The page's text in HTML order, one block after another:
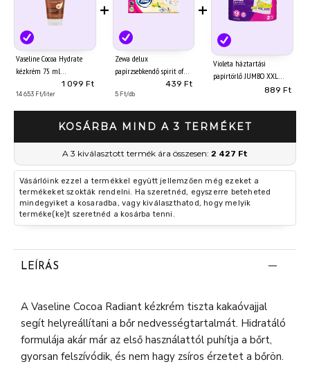
Vaseline Cocoa Hydrate
kézkrém 75 ml
1 099 Ft
14 653 Ft/liter
+
Zewa delux
papírzsebkendő spirit of
tea 3 rétegű 90 db439 Ft
5 Ft/db
+
Violeta háztartási
papírtörlő JUMBO XXL
prémium 3 réteg/2889 Ft
KOSÁRBA MIND A 3 TERMÉKET
A 3 kiválasztott termék ára összesen: 2 427 Ft
Vásárlóink ezzel a termékkel együtt jellemzően még ezeket a
termékeket szokták rendelni. Ha szeretnéd, egyszerre beteheted
mindegyiket a kosaradba, vagy kiválaszthatod, hogy melyik
terméke(ke)t szeretnéd a kosárba tenni.
LEÍRÁS
A Vaseline Cocoa Radiant kézkrém tiszta kakaóvajjal
segít helyreállítani a bőr nedvességtartalmát. Hidratáló
formulája akár már az első használattól puhítja a bőrt,
gyorsan felszívódik, és nem hagy zsíros érzetet a bőrön.